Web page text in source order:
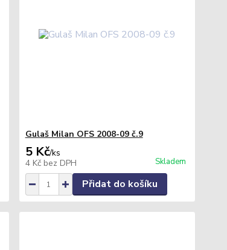
Gulaš Milan OFS 2008-09 č.9
5 Kč/ks
4 Kč bez DPH Skladem
Přidat do košíku